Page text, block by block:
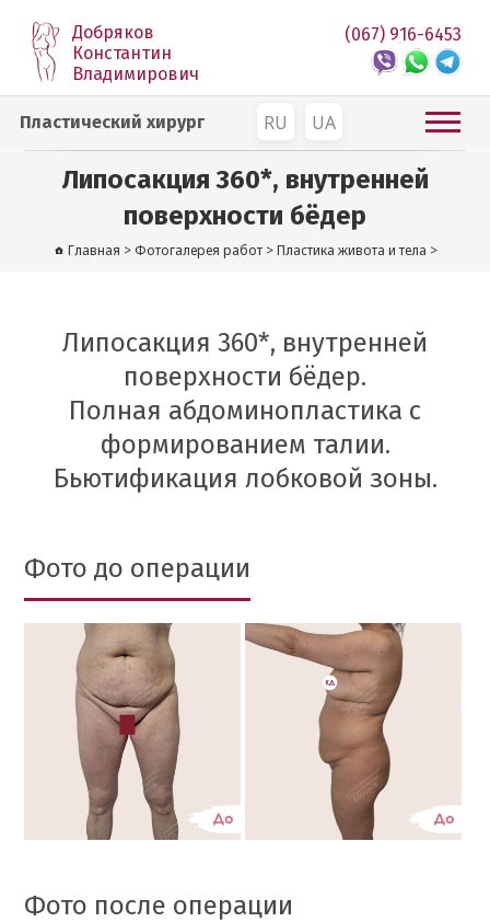
Добряков
Константин
Владимирович
RU UA
(067) 916-6453
Пластический хирург
Липосакция 360*, внутренней
поверхности бёдер
Главная > Фотогалерея работ >Пластика живота и тела >
Липосакция 360*, внутренней
поверхности бёдер.
Полная абдоминопластика с
формированием талии.
Бьютификация лобковой зоны.
Фото до операции
Фото после операции